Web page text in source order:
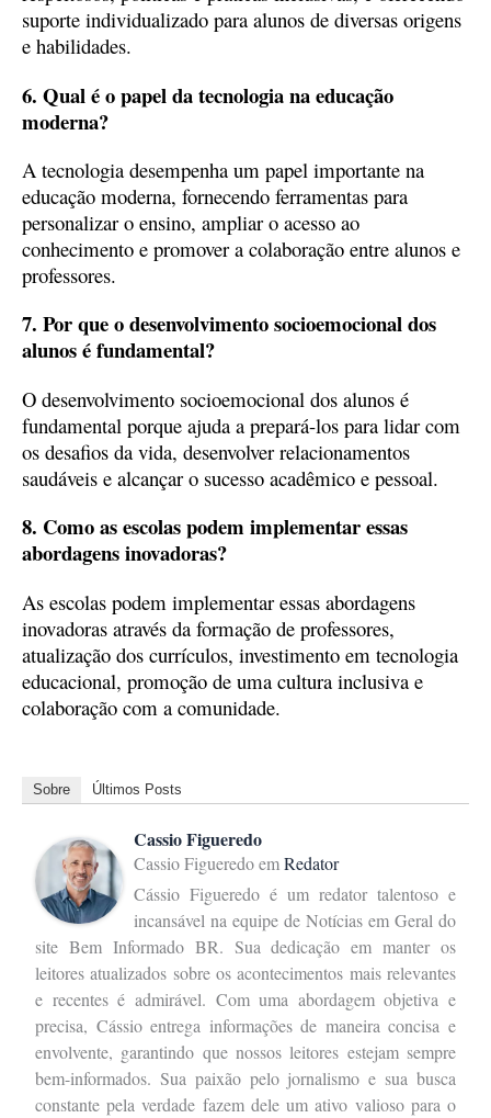
suporte individualizado para alunos de diversas origens
e habilidades.
6. Qual é o papel da tecnologia na educação
moderna?
A tecnologia desempenha um papel importante na
educação moderna, fornecendo ferramentas para
personalizar o ensino, ampliar o acesso ao
conhecimento e promover a colaboração entre alunos e
professores.
7. Por que o desenvolvimento socioemocional dos
alunos é fundamental?
O desenvolvimento socioemocional dos alunos é
fundamental porque ajuda a prepará-los para lidar com
os desafios da vida, desenvolver relacionamentos
saudáveis e alcançar o sucesso acadêmico e pessoal.
8. Como as escolas podem implementar essas
abordagens inovadoras?
As escolas podem implementar essas abordagens
inovadoras através da formação de professores,
atualização dos currículos, investimento em tecnologia
educacional, promoção de uma cultura inclusiva e
colaboração com a comunidade.
Sobre Últimos Posts
Cassio Figueredo
Cassio FigueredoemRedator
Cássio Figueredo é um redator talentoso e
incansável na equipe de Notícias em Geral do
site Bem Informado BR. Sua dedicação em manter os
leitores atualizados sobre os acontecimentos mais relevantes
e recentes é admirável. Com uma abordagem objetiva e
precisa, Cássio entrega informações de maneira concisa e
envolvente, garantindo que nossos leitores estejam sempre
bem-informados. Sua paixão pelo jornalismo e sua busca
constante pela verdade fazem dele um ativo valioso para o